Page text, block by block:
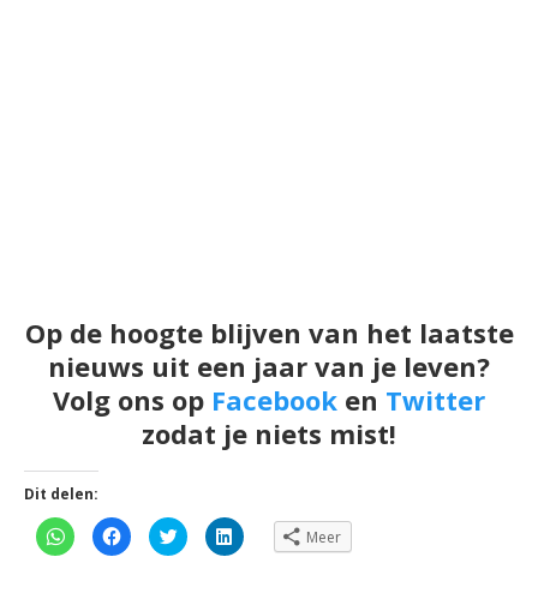
Op de hoogte blijven van het laatste
nieuws uit een jaar van je leven?
Volg ons op Facebook en Twitter
zodat je niets mist!
Dit delen:
Klik
om
Klik
om
Klik
om
Klik
om Meer